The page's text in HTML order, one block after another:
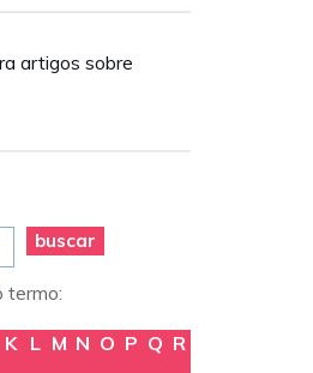
artigos sobre
buscar
termo:
K L M N O P Q R